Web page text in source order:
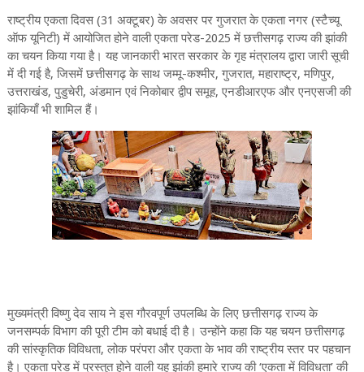
राष्ट्रीय एकता दिवस (31 अक्टूबर) के अवसर पर गुजरात के एकता नगर (स्टैच्यू
ऑफ यूनिटी) में आयोजित होने वाली एकता परेड-2025 में छत्तीसगढ़ राज्य की झांकी
का चयन किया गया है। यह जानकारी भारत सरकार के गृह मंत्रालय द्वारा जारी सूची
में दी गई है, जिसमें छत्तीसगढ़ के साथ जम्मू-कश्मीर, गुजरात, महाराष्ट्र, मणिपुर,
उत्तराखंड, पुडुचेरी, अंडमान एवं निकोबार द्वीप समूह, एनडीआरएफ और एनएसजी की
झांकियाँ भी शामिल हैं।
मुख्यमंत्री विष्णु देव साय ने इस गौरवपूर्ण उपलब्धि के लिए छत्तीसगढ़ राज्य के
जनसम्पर्क विभाग की पूरी टीम को बधाई दी है। उन्होंने कहा कि यह चयन छत्तीसगढ़
की सांस्कृतिक विविधता, लोक परंपरा और एकता के भाव की राष्ट्रीय स्तर पर पहचान
है। एकता परेड में प्रस्तुत होने वाली यह झांकी हमारे राज्य की ‘एकता में विविधता’ की